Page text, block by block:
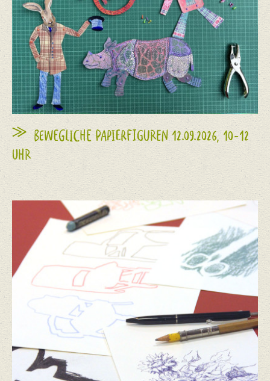
BEWEGLICHE PAPIERFIGUREN 12.09.2026, 10-12
UHR